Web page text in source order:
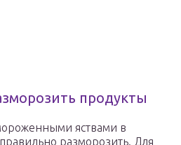
продукты
яствами в
разморозить. Для